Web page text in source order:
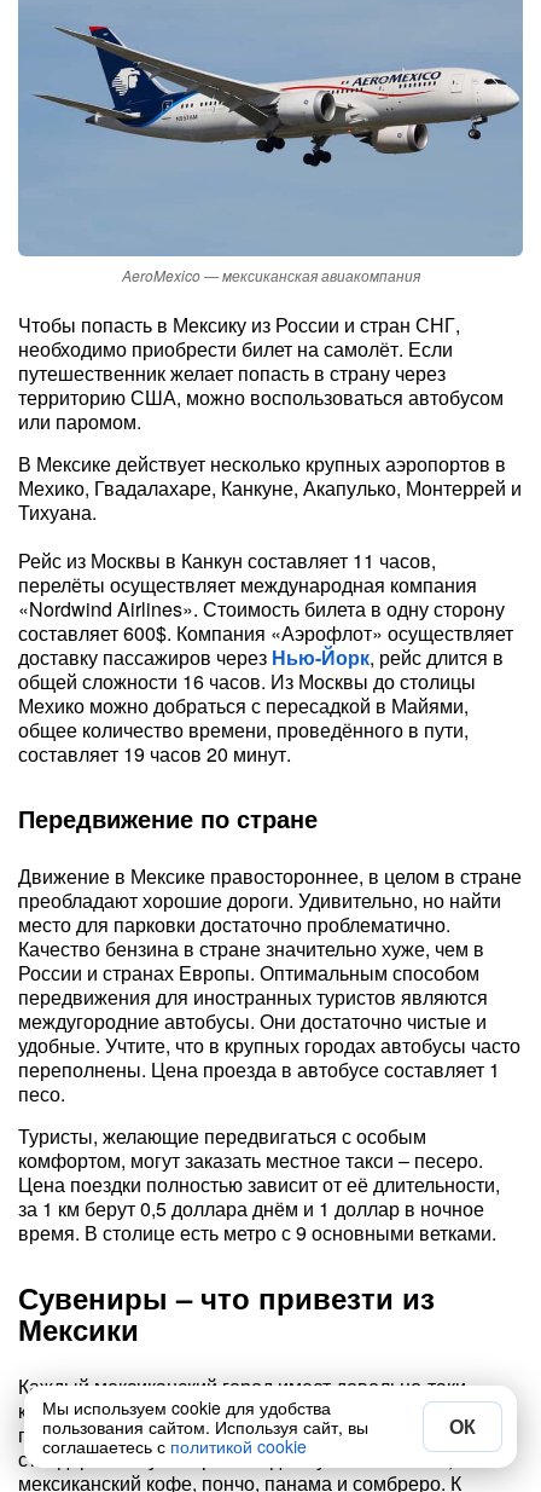
AeroMexico — мексиканская авиакомпания
Чтобы попасть в Мексику из России и стран СНГ,
необходимо приобрести билет на самолёт. Если
путешественник желает попасть в страну через
территорию США, можно воспользоваться автобусом
или паромом.
В Мексике действует несколько крупных аэропортов в
Мехико, Гвадалахаре, Канкуне, Акапулько, Монтеррей и
Тихуана.
Рейс из Москвы в Канкун составляет 11 часов,
перелёты осуществляет международная компания
«Nordwind Airlines». Стоимость билета в одну сторону
составляет 600$. Компания «Аэрофлот» осуществляет
доставку пассажиров через Нью-Йорк, рейс длится в
общей сложности 16 часов. Из Москвы до столицы
Мехико можно добраться с пересадкой в Майями,
общее количество времени, проведённого в пути,
составляет 19 часов 20 минут.
Передвижение по стране
Движение в Мексике правостороннее, в целом в стране
преобладают хорошие дороги. Удивительно, но найти
место для парковки достаточно проблематично.
Качество бензина в стране значительно хуже, чем в
России и странах Европы. Оптимальным способом
передвижения для иностранных туристов являются
междугородние автобусы. Они достаточно чистые и
удобные. Учтите, что в крупных городах автобусы часто
переполнены. Цена проезда в автобусе составляет 1
песо.
Туристы, желающие передвигаться с особым
комфортом, могут заказать местное такси – песеро.
Цена поездки полностью зависит от её длительности,
за 1 км берут 0,5 доллара днём и 1 доллар в ночное
время. В столице есть метро с 9 основными ветками.
Сувениры – что привезти из
Мексики
Каждый мексиканский город имеет довольно-таки
крупный рынок, где тысячи туристов ежедневно
покупают подарки для родственников. В перечень
стандартных сувениров входит бутылка текилы,
мексиканский кофе, пончо, панама и сомбреро. К
Мы используем cookie для удобства
пользования сайтом. Используя сайт, вы
соглашаетесь с политикой cookie
ОК